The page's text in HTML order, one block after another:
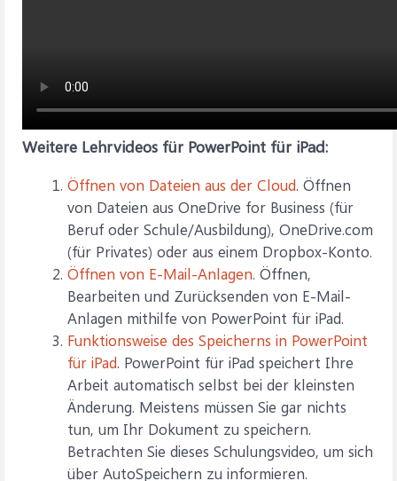
Weitere Lehrvideos für PowerPoint für iPad:
Öffnen von Dateien aus der Cloud. Öffnen
von Dateien aus OneDrive for Business (für
Beruf oder Schule/Ausbildung), OneDrive.com
(für Privates) oder aus einem Dropbox-Konto.
Öffnen von E-Mail-Anlagen. Öffnen,
Bearbeiten und Zurücksenden von E-Mail-
Anlagen mithilfe von PowerPoint für iPad.
Funktionsweise des Speicherns in PowerPoint
für iPad. PowerPoint für iPad speichert Ihre
Arbeit automatisch selbst bei der kleinsten
Änderung. Meistens müssen Sie gar nichts
tun, um Ihr Dokument zu speichern.
Betrachten Sie dieses Schulungsvideo, um sich
über AutoSpeichern zu informieren.